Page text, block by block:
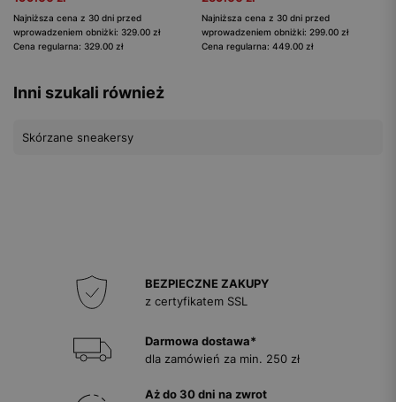
Najniższa cena z 30 dni przed
wprowadzeniem obniżki: 329.00 zł
Cena regularna: 329.00 zł
Najniższa cena z 30 dni przed
wprowadzeniem obniżki: 299.00 zł
Cena regularna: 449.00 zł
Inni szukali również
Skórzane sneakersy
BEZPIECZNE ZAKUPY
z certyfikatem SSL
Darmowa dostawa*
dla zamówień za min. 250 zł
Aż do 30 dni na zwrot